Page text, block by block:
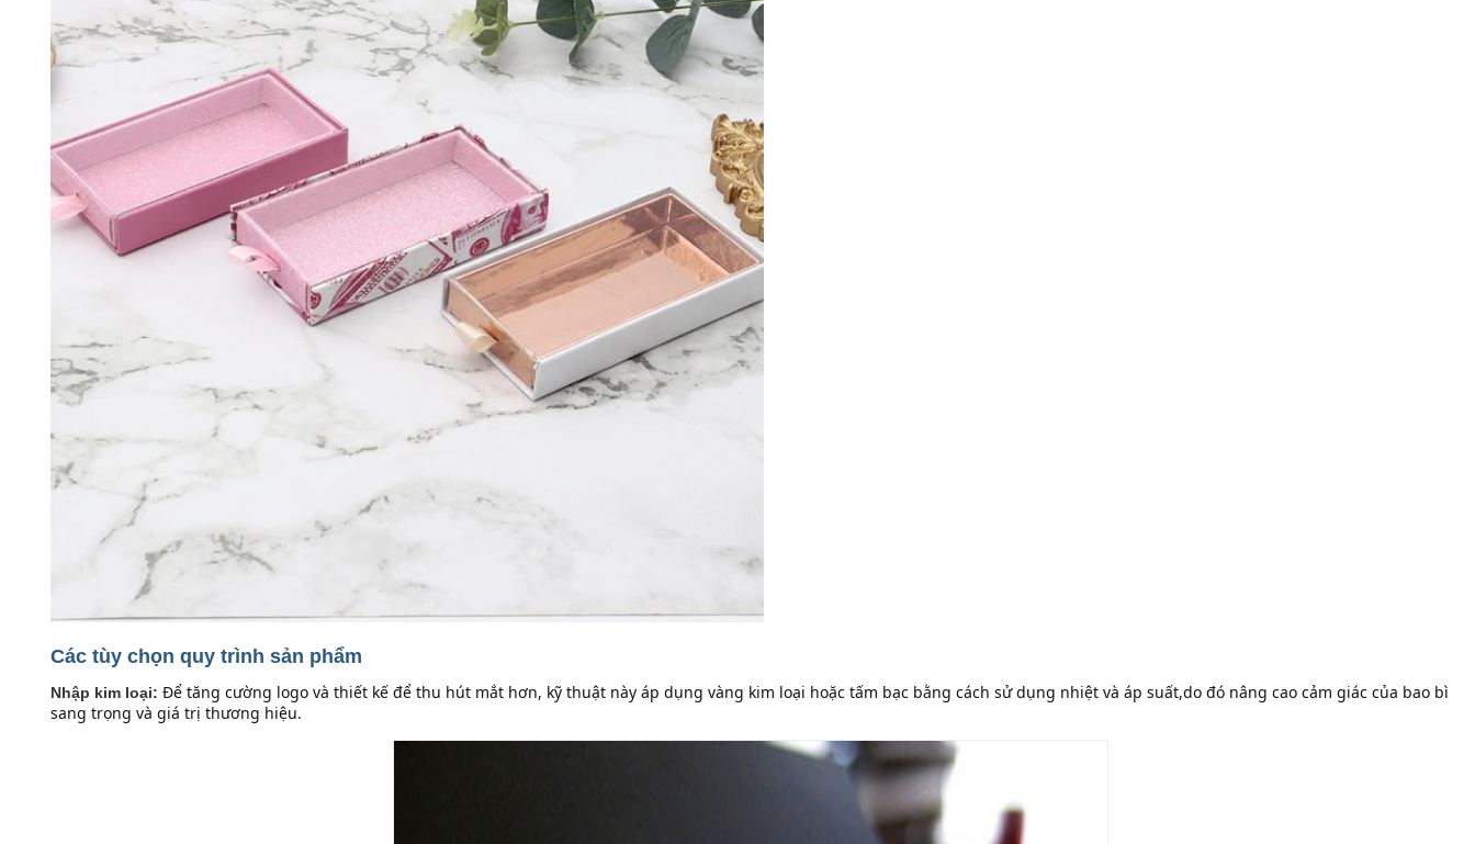
Các tùy chọn quy trình sản phẩm
Nhập kim loại: Để tăng cường logo và thiết kế để thu hút mắt hơn, kỹ thuật này áp dụng vàng kim loại hoặc tấm bạc bằng cách sử dụng nhiệt và áp suất,do đó nâng cao cảm giác của bao bì
sang trọng và giá trị thương hiệu.